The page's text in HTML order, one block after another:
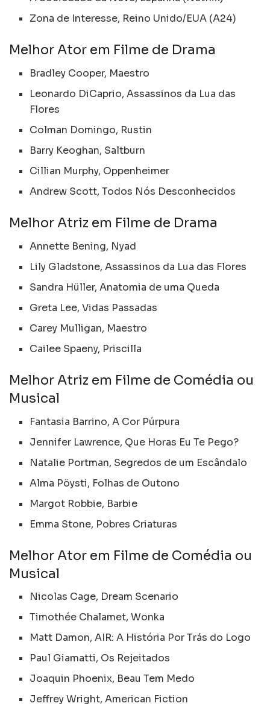
Zona de Interesse, Reino Unido/EUA (A24)
Melhor Ator em Filme de Drama
Bradley Cooper, Maestro
Leonardo DiCaprio, Assassinos da Lua das
Flores
Colman Domingo, Rustin
Barry Keoghan, Saltburn
Cillian Murphy, Oppenheimer
Andrew Scott, Todos Nós Desconhecidos
Melhor Atriz em Filme de Drama
Annette Bening, Nyad
Lily Gladstone, Assassinos da Lua das Flores
Sandra Hüller, Anatomia de uma Queda
Greta Lee, Vidas Passadas
Carey Mulligan, Maestro
Cailee Spaeny, Priscilla
Melhor Atriz em Filme de Comédia ou
Musical
Fantasia Barrino, A Cor Púrpura
Jennifer Lawrence, Que Horas Eu Te Pego?
Natalie Portman, Segredos de um Escândalo
Alma Pöysti, Folhas de Outono
Margot Robbie, Barbie
Emma Stone, Pobres Criaturas
Melhor Ator em Filme de Comédia ou
Musical
Nicolas Cage, Dream Scenario
Timothée Chalamet, Wonka
Matt Damon, AIR: A História Por Trás do Logo
Paul Giamatti, Os Rejeitados
Joaquin Phoenix, Beau Tem Medo
Jeffrey Wright, American Fiction